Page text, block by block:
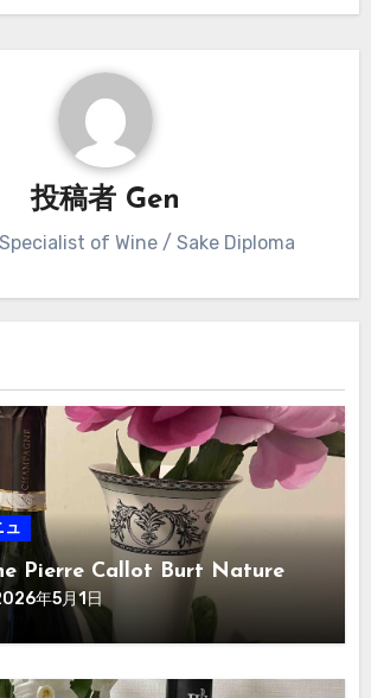
投稿者 Gen
of Wine / Sake Diploma
ュ
Pierre Callot Burt Nature
年5月1日